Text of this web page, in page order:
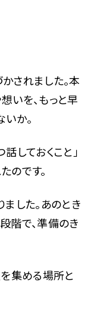
されました。本
いを、もっと早
か。
しておくこと」
のです。
した。あのとき
階で、準備のき
を集める場所と